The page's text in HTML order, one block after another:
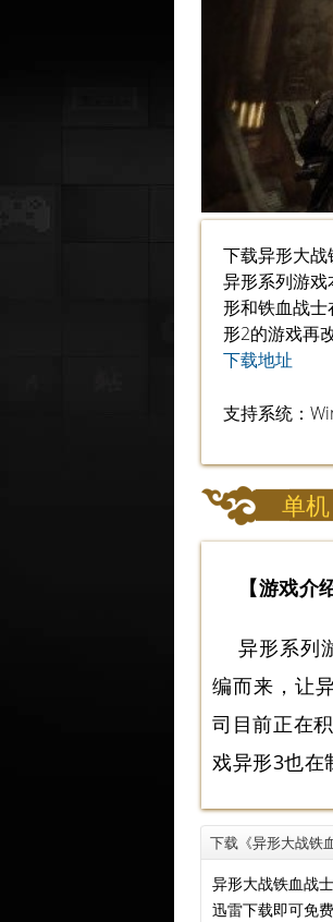
下载异形大战
异形系列游
形和铁血战
形2的游戏再
下载地址
支持系统：
单
【游戏介
异形系列
编而来，让
司目前正在
戏异形3也在
下载《异形大战铁
异形大战铁血战
迅雷下载即可免